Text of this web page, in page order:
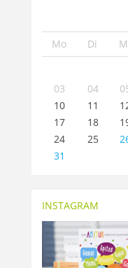
Mo Di
03
04
10
11
17
18
24
25
31
INSTAGRAM